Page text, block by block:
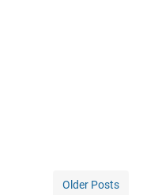
Older Posts